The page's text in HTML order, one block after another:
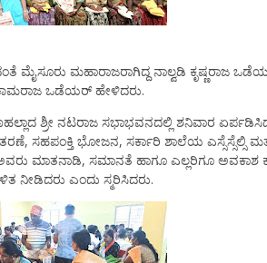
ಮೈಸೂರು ಮಹಾರಾಜರಾಗಿದ್ದ ನಾಲ್ವಡಿ ಕೃಷ್ಣರಾಜ
ಚಾಮರಾಜ ಒಡೆಯರ್ ಹೇಳಿದರು.
ಶ್ರೀ ನಟರಾಜ ಸಭಾಭವನದಲ್ಲಿ ಶನಿವಾರ
ಸಹಪಂಕ್ತಿ ಭೋಜನ, ಸರ್ಕಾರಿ ಶಾಲೆಯ ಎಸ್ಸೆಸ್ಸೆಲ್ಸಿ
ಮಾತನಾಡಿ, ಸಮಾನತೆ ಹಾಗೂ ಎಲ್ಲರಿಗೂ ಅವಕಾಶ
ನೀಡಿದರು ಎಂದು ಸ್ಮರಿಸಿದರು.